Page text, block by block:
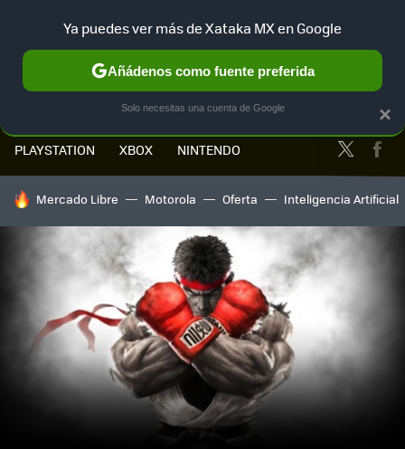
PLAYSTATION XBOX NINTENDO Twitter
HOY SE HABLA DE
Mercado Libre Motorola Oferta Inteligencia Artificial
×
Ya puedes ver más de Xataka MX en Google
Añádenos como fuente preferida
Solo necesitas una cuenta de Google